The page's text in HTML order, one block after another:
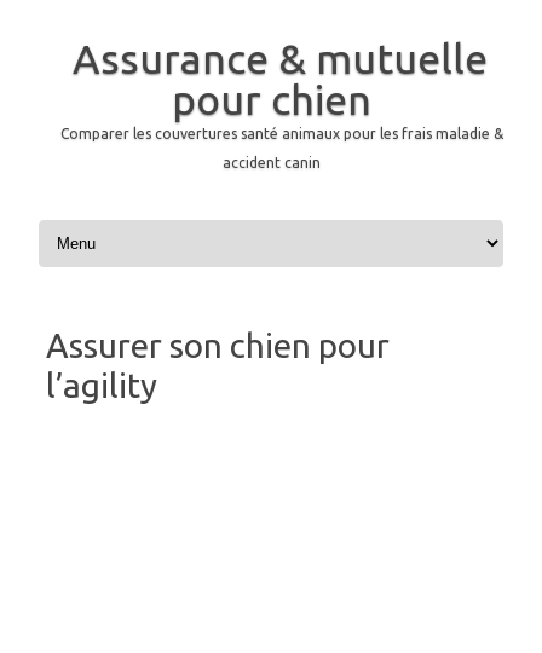
Assurance & mutuelle
pour chien
Comparer les couvertures santé animaux pour les frais maladie &
accident canin
Skip to content
Assurer son chien pour
l’agility